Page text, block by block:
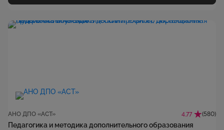
АНО ДПО «АСТ» 4.77 (580)
Педагогика и методика дополнительного образования